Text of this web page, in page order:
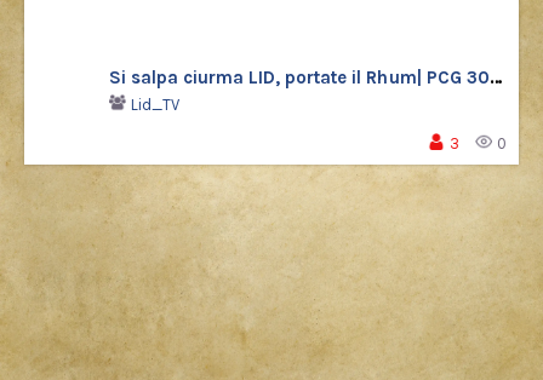
Si salpa ciurma LID, portate il Rhum| PCG 30 Shiny
Lid_TV
3 0